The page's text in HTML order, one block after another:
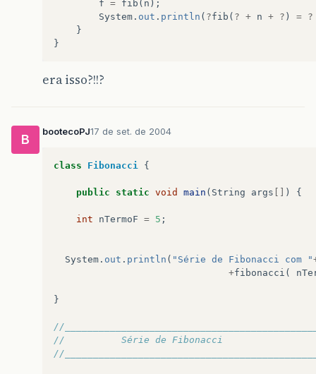
f = fib ( n );
System . out . println ( ?fib ( ? + n + ? ) = ?
}
}
era isso?!!?
B
bootecoPJ17 de set. de 2004
class Fibonacci {
public static void main ( String args ) {
int nTermoF = 5 ;
System . out . println ( "Série de Fibonacci com "
+fibonacci (
}
//
//		    Série de